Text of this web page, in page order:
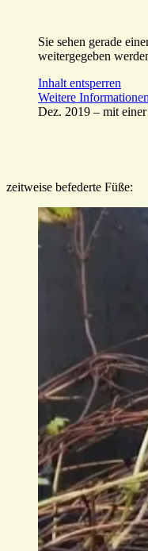
Sie sehen gerade
weitergegeben
Inhalt entsperren
Weitere Informationen
Dez. 2019 – mit
zeitweise befederte Füße: